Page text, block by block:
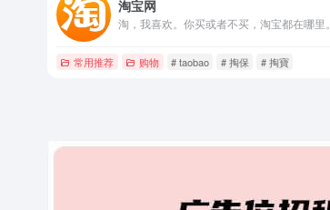
淘宝网
淘，我喜欢。你买或者不买，淘宝都在哪里。
常用推荐 购物 # taobao # 掏保 # 掏寶